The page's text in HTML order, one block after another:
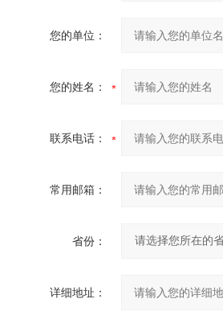
您的单位：
您的姓名：
联系电话：
常用邮箱：
省份：
详细地址：